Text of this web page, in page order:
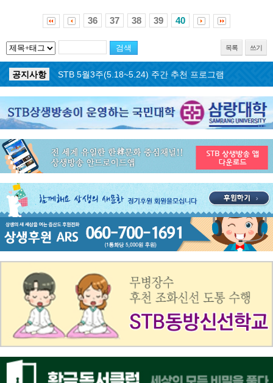
36 37 38 39 40
목록 쓰기
공지사항
ON AIR 서비스 장애 복구 안내
공지사항
STB 5월4주(5.25~5.31) 주간 추천 프로그램
공지사항
STB 5월3주(5.18~5.24) 주간 추천 프로그램
공지사항
STB 4월마지막주(4.27~5.3) 주간 추천 프로그램
공지사항
STB 4월4주(4.20~4.26) 주간 추천 프로그램
STB 4월2주(4.6~4.12) 주간 추천 프로그램
공지사항
STB 4월1주(3.30~4.5) 주간 추천 프로그램
공지사항
STB 3월4주(3.23~3.29) 주간 추천 프로그램